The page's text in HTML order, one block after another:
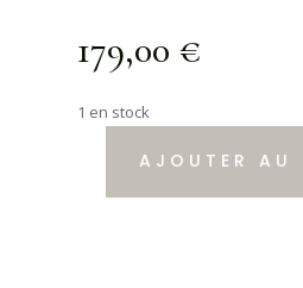
179,00 €
1 en stock
quantité
AJOUTER AU